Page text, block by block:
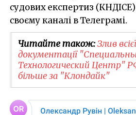
судових експертиз
своєму каналі в Телеграмі.
Читайте також:Злив
документації
Технологический Центр"
більше за "Клондайк"